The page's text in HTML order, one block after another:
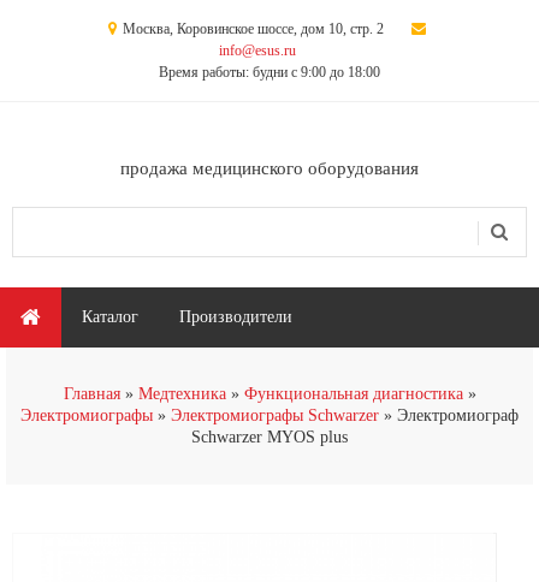
Москва, Коровинское шоссе, дом 10, стр. 2
info@esus.ru
Время работы: будни с 9:00 до 18:00
продажа медицинского оборудования
Главное меню
Каталог Производители
Главная Медтехника
Функциональная диагностика
Электромиографы
Электромиографы Schwarzer
Электромиограф
Schwarzer MYOS plus